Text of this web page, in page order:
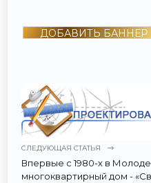
ДОБАВИТЬ БАННЕР
СЛЕДУЮЩАЯ СТАТЬЯ
Впервые с 1980-х в
многоквартирный дом -